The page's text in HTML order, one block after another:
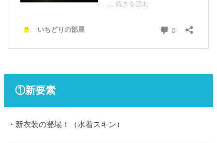
①新要素
・新衣装の登場！（水着スキン）